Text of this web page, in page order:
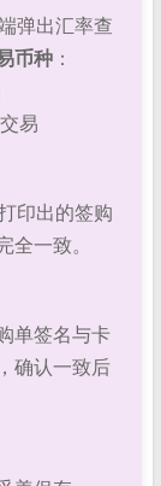
弹出汇率查
币种 ：
易
印出的签购
全一致。
单签名与卡
确认一致后